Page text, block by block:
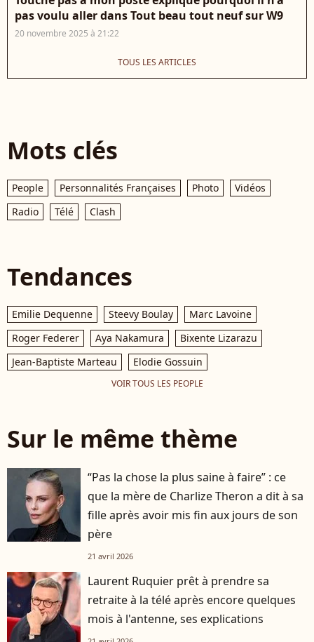
pas voulu aller dans Tout beau tout neuf sur W9
20 novembre 2025 à 21:22
TOUS LES ARTICLES
Mots clés
People Personnalités Françaises Photo
Vidéos
Radio
Télé Clash
Tendances
Emilie Dequenne Steevy Boulay
Marc Lavoine
Roger Federer
Aya Nakamura
Bixente Lizarazu
Jean-Baptiste Marteau
Elodie Gossuin
VOIR TOUS LES PEOPLE
Sur le même thème
“Pas la chose la plus saine à faire” : ce
que la mère de Charlize Theron a dit à sa
fille après avoir mis fin aux jours de son
père
21 avril 2026
Laurent Ruquier prêt à prendre sa
retraite à la télé après encore quelques
mois à l'antenne, ses explications